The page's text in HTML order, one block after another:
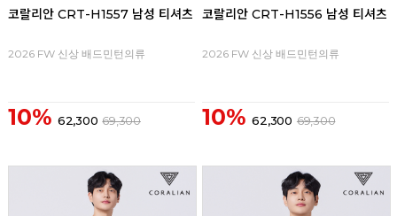
코랄리안 CRT-H1557 남성 티셔츠
2026 FW 신상 배드민턴의류
10% 62,300 69,300
코랄리안 CRT-H1556 남성 티셔츠
2026 FW 신상 배드민턴의류
10% 62,300 69,300